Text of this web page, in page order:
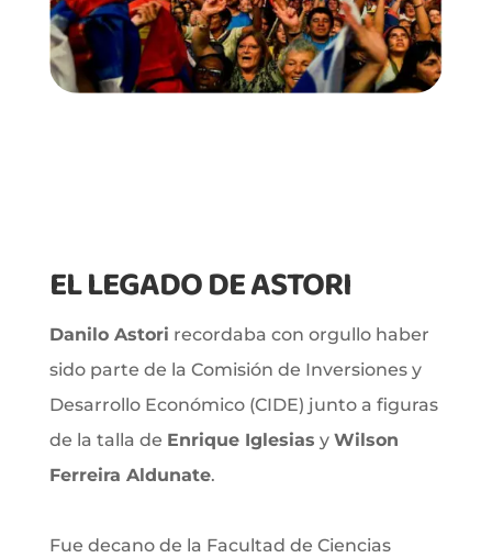
EL LEGADO DE ASTORI
Danilo Astori recordaba con orgullo haber
sido parte de la Comisión de Inversiones y
Desarrollo Económico (CIDE) junto a figuras
de la talla de Enrique Iglesias y Wilson
Ferreira Aldunate.
Fue decano de la Facultad de Ciencias